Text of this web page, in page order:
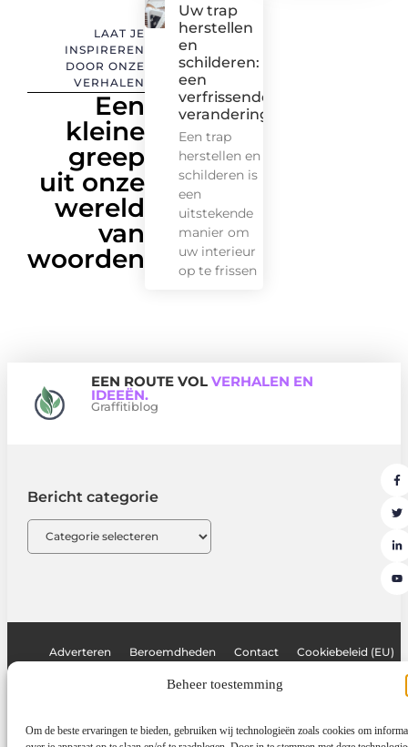
Beheer toestemming
Om de beste ervaringen te bieden, gebruiken wij technologieën zoals cookies om
LAAT JE
INSPIREREN
DOOR ONZE
VERHALEN
Een
kleine
greep
uit onze
wereld
van
woorden
Uw trap
herstellen
en
schilderen:
een
verfrissende
verandering
Een trap
herstellen en
schilderen is
een
uitstekende
manier om
uw interieur
op te frissen
EEN ROUTE VOL VERHALEN EN
IDEEËN.
Graffitiblog
Bericht categorie
Adverteren Beroemdheden Contact Cookiebeleid (EU)
Partners Website index Uit De Media
Geld verdienen met links: hoe jij jouw website omzet in een